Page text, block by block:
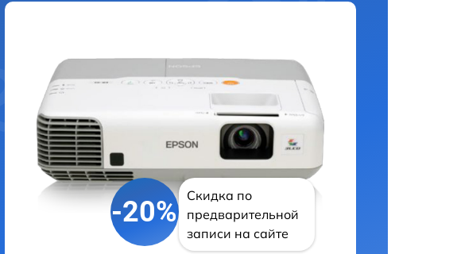
-20%
Скидка по
предварительной
записи на сайте